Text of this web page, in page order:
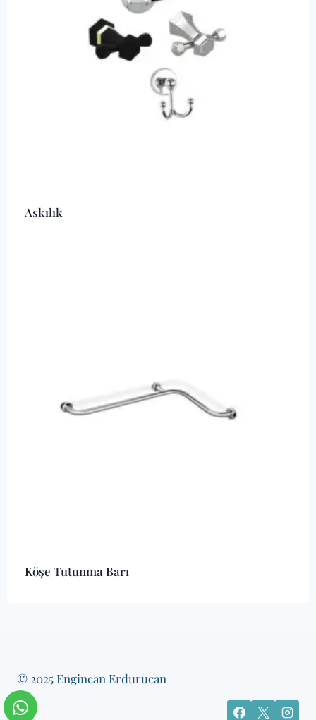
Askılık
Köşe Tutunma Barı
© 2025 Engincan Erdurucan